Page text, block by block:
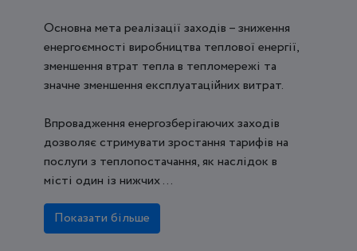
Основна мета реалізації заходів – зниження
енергоємності виробництва теплової енергії,
зменшення втрат тепла в тепломережі та
значне зменшення експлуатаційних витрат.
Впровадження енергозберігаючих заходів
дозволяє стримувати зростання тарифів на
послуги з теплопостачання, як наслідок в
місті один із нижчих ...
Показати більше